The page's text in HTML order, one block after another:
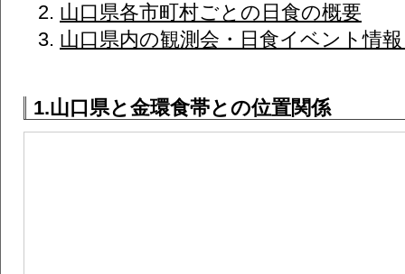
山口県各市町村ごとの日食の概要
山口県内の観測会・日食イベント情
1.山口県と金環食帯との位置関係